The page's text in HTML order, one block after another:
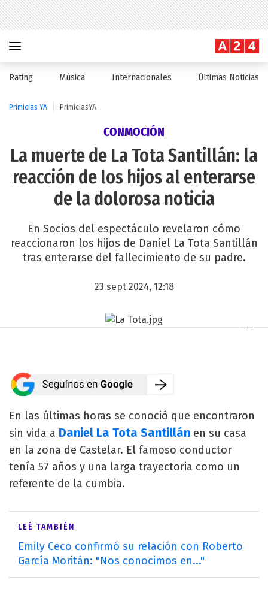
Rating Música Internacionales Últimas Noticias
Primicias YA PrimiciasYA
CONMOCIÓN
La muerte de La Tota Santillán: la
reacción de los hijos al enterarse
de la dolorosa noticia
En Socios del espectáculo revelaron cómo
reaccionaron los hijos de Daniel La Tota Santillán
tras enterarse del fallecimiento de su padre.
23 sept 2024, 12:18
En las últimas horas se conoció que encontraron
sin vida a Daniel La Tota Santillán en su casa
en la zona de Castelar. El famoso conductor
tenía 57 años y una larga trayectoria como un
referente de la cumbia.
LEÉ TAMBIÉN
Emily Ceco confirmó su relación con Roberto
García Moritán: "Nos conocimos en..."